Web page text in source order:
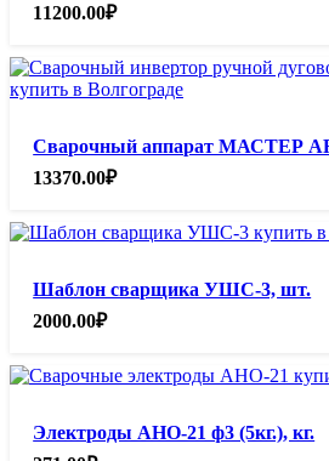
11200.00₽
Сварочный аппарат МАСТЕР
13370.00₽
Шаблон сварщика УШС-3, шт.
2000.00₽
Электроды АНО-21 ф3 (5кг.), кг.